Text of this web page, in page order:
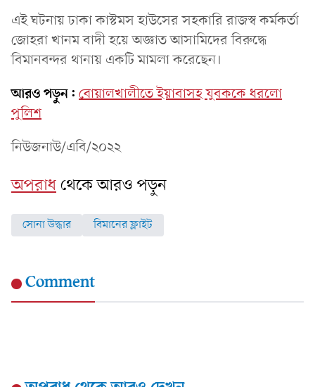
এই ঘটনায় ঢাকা কাস্টমস হাউসের সহকারি রাজস্ব কর্মকর্তা
জোহরা খানম বাদী হয়ে অজ্ঞাত আসামিদের বিরুদ্ধে
বিমানবন্দর থানায় একটি মামলা করেছেন।
আরও পড়ুন: বোয়ালখালীতে ইয়াবাসহ যুবককে ধরলো
পুলিশ
নিউজনাউ/এবি/২০২২
অপরাধথেকে আরও পড়ুন
সোনা উদ্ধার বিমানের ফ্লাইট
Comment